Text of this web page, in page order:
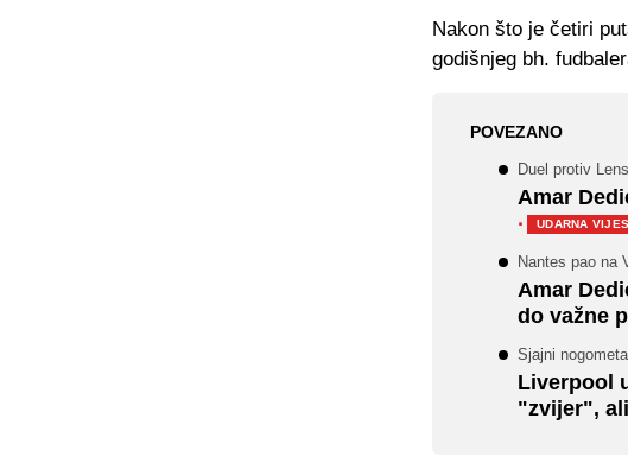
Nakon što je četiri
godišnjeg bh.
POVEZANO
Duel protiv
Amar
·
UDARNA
Nantes pao na
Amar
do važne
Sjajni
Liverpool
"zvijer",